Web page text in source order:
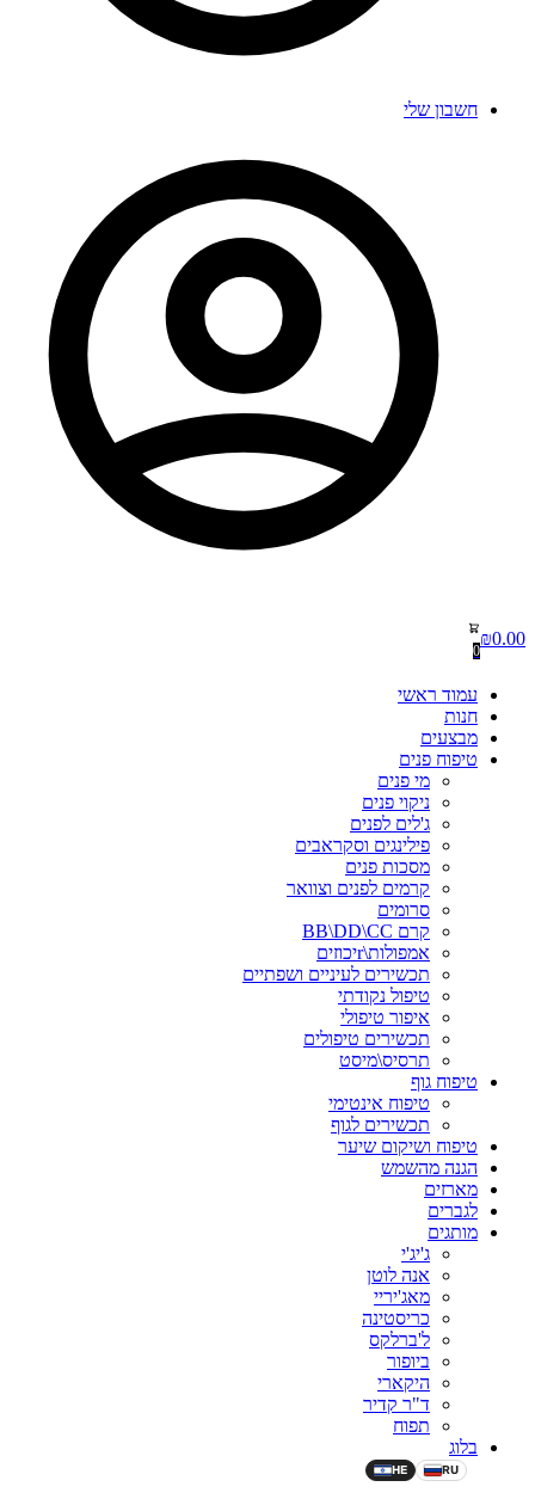
חשבון שלי
₪0.00
0
עמוד ראשי
חנות
מבצעים
טיפוח פנים
מי פנים
ניקוי פנים
ג'לים לפנים
פילינגים וסקראבים
מסכות פנים
קרמים לפנים וצוואר
סרומים
קרם BB\DD\CC
אמפולות\rיכוזים
תכשירים לעיניים ושפתיים
טיפול נקודתי
איפור טיפולי
תכשירים טיפולים
תרסיס\מיסט
טיפוח גוף
טיפוח אינטימי
תכשירים לגוף
טיפוח ושיקום שיער
הגנה מהשמש
מארזים
לגברים
מותגים
ג'יג'י
אנה לוטן
מאג'יריי
כריסטינה
ל'ברלקס
ביופור
היקארי
ד"ר קדיר
תפוח
בלוג
HE RU